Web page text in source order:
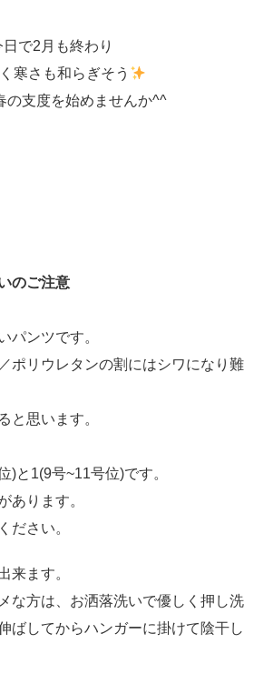
日で2月も終わり
寒さも和らぎそう
の支度を始めませんか^^
のご注意
パンツです。
ポリウレタンの割にはシワになり難
と思います。
)と1(9号~11号位)です。
あります。
ださい。
来ます。
な方は、お洒落洗いで優しく押し洗
ばしてからハンガーに掛けて陰干し